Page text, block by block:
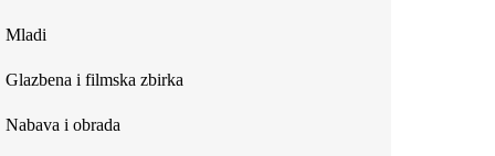
Mladi
Glazbena i filmska zbirka
Nabava i obrada